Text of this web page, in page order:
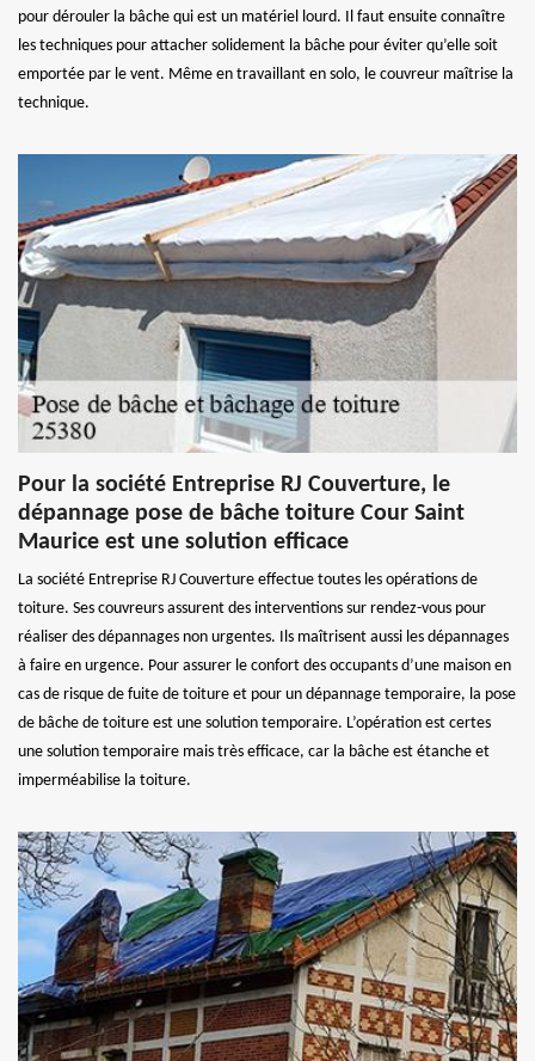
pour dérouler la bâche qui est un matériel lourd. Il faut ensuite connaître
les techniques pour attacher solidement la bâche pour éviter qu’elle soit
emportée par le vent. Même en travaillant en solo, le couvreur maîtrise la
technique.
Pour la société Entreprise RJ Couverture, le
dépannage pose de bâche toiture Cour Saint
Maurice est une solution efficace
La société Entreprise RJ Couverture effectue toutes les opérations de
toiture. Ses couvreurs assurent des interventions sur rendez-vous pour
réaliser des dépannages non urgentes. Ils maîtrisent aussi les dépannages
à faire en urgence. Pour assurer le confort des occupants d’une maison en
cas de risque de fuite de toiture et pour un dépannage temporaire, la pose
de bâche de toiture est une solution temporaire. L’opération est certes
une solution temporaire mais très efficace, car la bâche est étanche et
imperméabilise la toiture.